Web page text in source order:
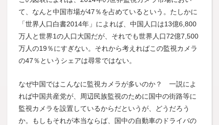
て、なんと中国市場が47％を占めているという。たしかに
「世界人口白書2014年」によれば、中国人口は13億6,800
万人と世界1の人口大国だが、それでも世界人口72億7,500
万人の19％にすぎない。それから考えればこの監視カメラ
の47％というシェアは尋常ではない。
なぜ中国ではこんなに監視カメラが多いのか？ 一説によ
れば中国共産党が、周辺民族監視のために国中の街路等に
監視カメラを設置しているからだというが、どうだろう
か。もしもそれが本当ならば、国中の自動車のドライバの